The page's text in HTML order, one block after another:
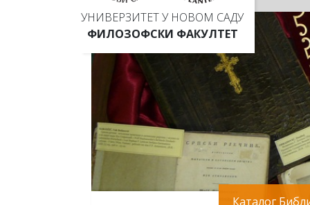
УНИВЕРЗИТЕТ У НОВОМ САДУ
ФИЛОЗОФСКИ ФАКУЛТЕТ
Каталог